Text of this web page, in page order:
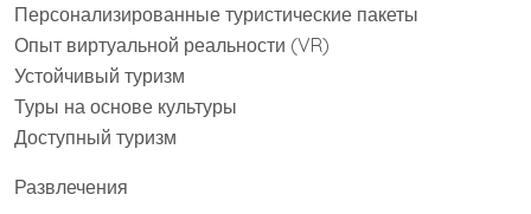
Персонализированные туристические пакеты
Опыт виртуальной реальности (VR)
Устойчивый туризм
Туры на основе культуры
Доступный туризм
Развлечения